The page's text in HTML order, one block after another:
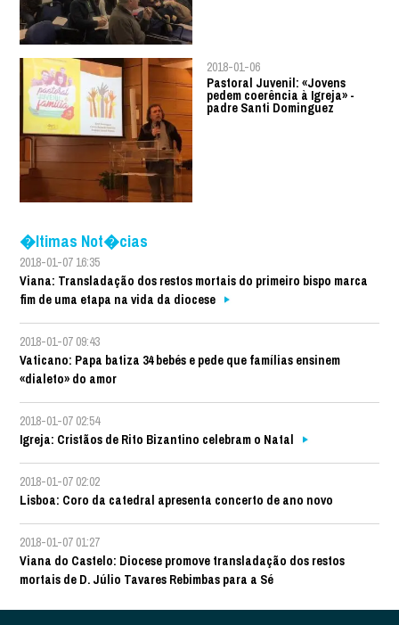
2018-01-06
Pastoral Juvenil: «Jovens
pedem coerência à Igreja» -
padre Santi Dominguez
�ltimas Not�cias
2018-01-07 16:35
Viana: Transladação dos restos mortais do primeiro bispo marca
fim de uma etapa na vida da diocese
2018-01-07 09:43
Vaticano: Papa batiza 34 bebés e pede que famílias ensinem
«dialeto» do amor
2018-01-07 02:54
Igreja: Cristãos de Rito Bizantino celebram o Natal
2018-01-07 02:02
Lisboa: Coro da catedral apresenta concerto de ano novo
2018-01-07 01:27
Viana do Castelo: Diocese promove transladação dos restos
mortais de D. Júlio Tavares Rebimbas para a Sé